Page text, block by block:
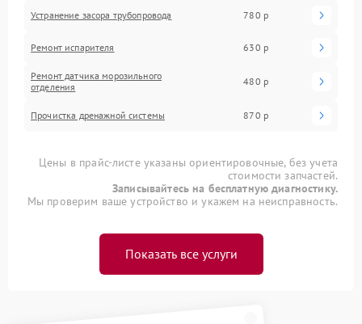
Устранение засора трубопровода 780 р
Ремонт испарителя 630 р
Ремонт датчика морозильного
отделения
480 р
Прочистка дренажной системы 870 р
Цены в прайс-листе указаны ориентировочные, без учета
стоимости запчастей.
Записывайтесь на бесплатную диагностику.
Мы проверим ваше устройство и укажем на неисправность.
Показать все услуги